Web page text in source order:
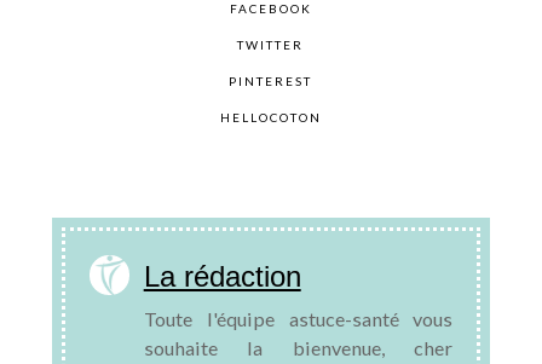
FACEBOOK
TWITTER
PINTEREST
HELLOCOTON
La rédaction
Toute l'équipe astuce-santé vous
souhaite la bienvenue, cher